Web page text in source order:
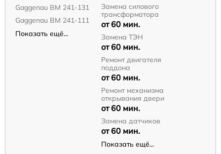
Gaggenau BM 241-131
Gaggenau BM 241-111
Показать ещё...
Замена силового
трансформатора
от 60 мин.
Замена ТЭН
от 60 мин.
Ремонт двигателя
поддона
от 60 мин.
Ремонт механизма
открывания двери
от 60 мин.
Замена датчиков
от 60 мин.
Показать ещё...